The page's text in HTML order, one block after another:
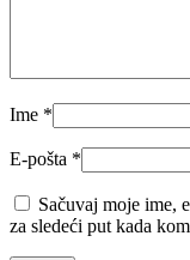
Ime *
E-pošta *
Sačuvaj moje ime,
za sledeći put kada